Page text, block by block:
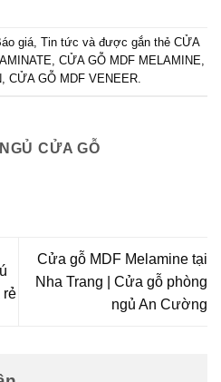
giá, Tin tức và được gắn thẻ CỬA
, CỬA GỖ MDF MELAMINE,
, CỬA GỖ MDF VENEER.
CỬA GỖ
rẻ
Cửa gỗ MDF Melamine tại
Nha Trang | Cửa gỗ phòng
ngủ An Cường